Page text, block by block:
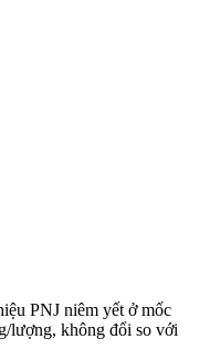
PNJ niêm yết ở mốc
lượng, không đổi so với